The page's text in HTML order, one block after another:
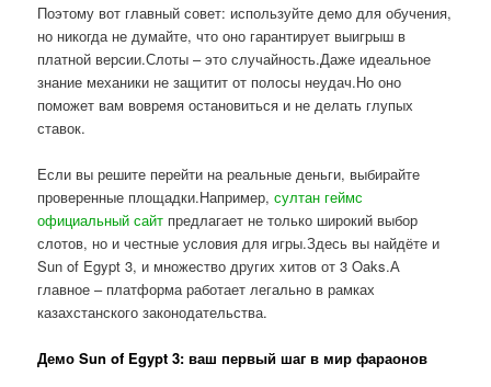
Поэтому вот главный совет: используйте демо для обучения,
но никогда не думайте, что оно гарантирует выигрыш в
платной версии.Слоты – это случайность.Даже идеальное
знание механики не защитит от полосы неудач.Но оно
поможет вам вовремя остановиться и не делать глупых
ставок.
Если вы решите перейти на реальные деньги, выбирайте
проверенные площадки.Например,султан геймс
официальный сайт предлагает не только широкий выбор
слотов, но и честные условия для игры.Здесь вы найдёте и
Sun of Egypt 3, и множество других хитов от 3 Oaks.А
главное – платформа работает легально в рамках
казахстанского законодательства.
Демо Sun of Egypt 3: ваш первый шаг в мир фараонов